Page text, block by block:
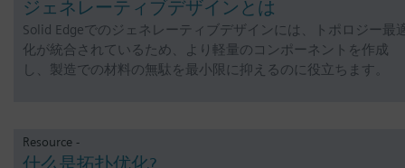
ジェネレーティブデザインとは
Solid Edgeでのジェネレーティブデザインには、トポロジー最
化が統合されているため、より軽量のコンポーネントを作成
し、製造での材料の無駄を最小限に抑えるのに役立ちます。
Resource -
什么是拓扑优化?